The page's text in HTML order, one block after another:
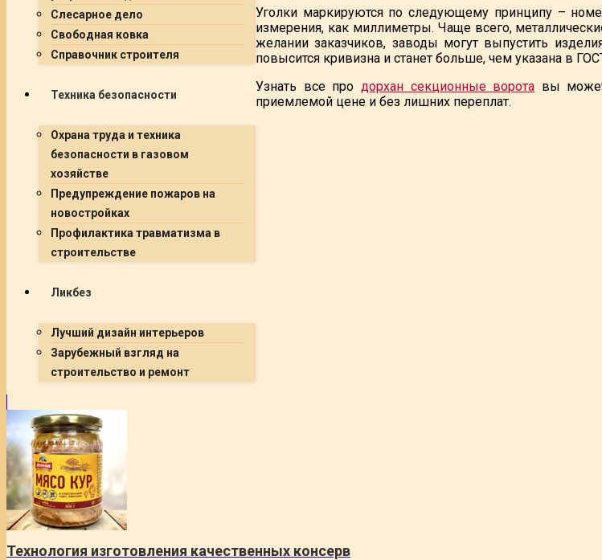
Слесарное дело
Свободная ковка
Справочник строителя
Техника безопасности
Охрана труда и техника
безопасности в газовом
хозяйстве
Предупреждение пожаров на
новостройках
Профилактика травматизма в
строительстве
Ликбез
Лучший дизайн интерьеров
Зарубежный взгляд на
строительство и ремонт
Уголки маркируются по следующему принципу –
измерения, как миллиметры. Чаще всего,
желании заказчиков, заводы могут выпустить
повысится кривизна и станет больше, чем указана в
Узнать все про дорхан секционные ворота вы
приемлемой цене и без лишних переплат.
Технология изготовления качественных консерв